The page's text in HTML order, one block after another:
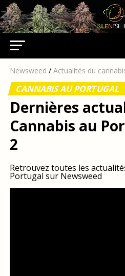
Newsweed / Actualités du
CANNABIS AU PORTUGAL
Dernières
Cannabis au
2
Retrouvez toutes les
Portugal sur Newsweed